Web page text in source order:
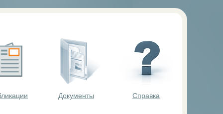
Документы Справка